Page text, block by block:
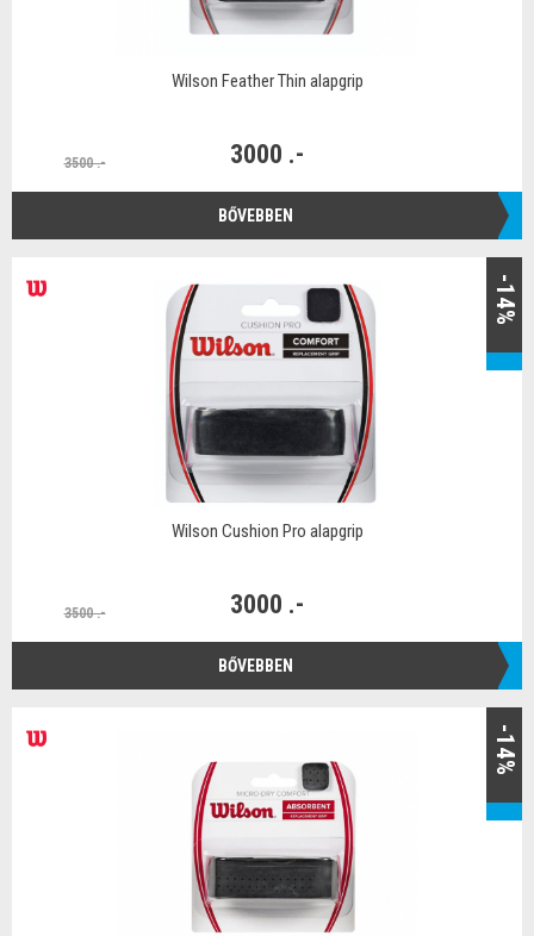
Wilson Feather Thin alapgrip
3500 .- 3000 .-
BŐVEBBEN
-14%
Wilson Cushion Pro alapgrip
3500 .- 3000 .-
BŐVEBBEN
-14%